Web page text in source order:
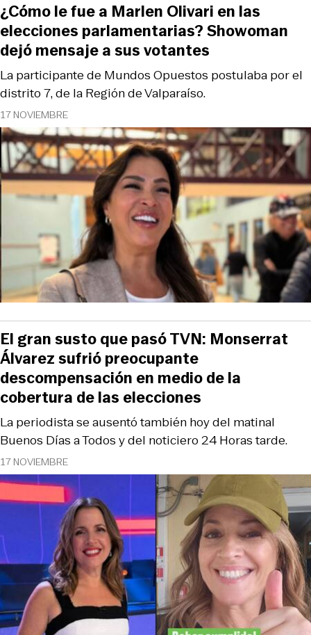
17 NOVIEMBRE
La participante de Mundos Opuestos postulaba por el
distrito 7, de la Región de Valparaíso.
¿Cómo le fue a Marlen Olivari en las
elecciones parlamentarias? Showoman
dejó mensaje a sus votantes
17 NOVIEMBRE
La periodista se ausentó también hoy del matinal
Buenos Días a Todos y del noticiero 24 Horas tarde.
El gran susto que pasó TVN: Monserrat
Álvarez sufrió preocupante
descompensación en medio de la
cobertura de las elecciones